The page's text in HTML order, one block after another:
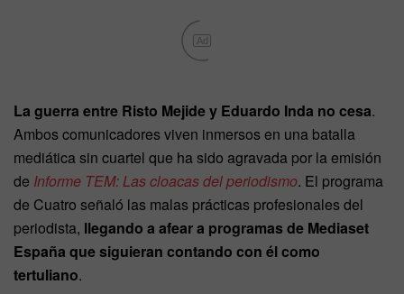
Ad
La guerra entre Risto Mejide y Eduardo Inda no cesa.
Ambos comunicadores viven inmersos en una batalla
mediática sin cuartel que ha sido agravada por la emisión
de Informe TEM: Las cloacas del periodismo. El programa
de Cuatro señaló las malas prácticas profesionales del
periodista, llegando a afear a programas de Mediaset
España que siguieran contando con él como
tertuliano.